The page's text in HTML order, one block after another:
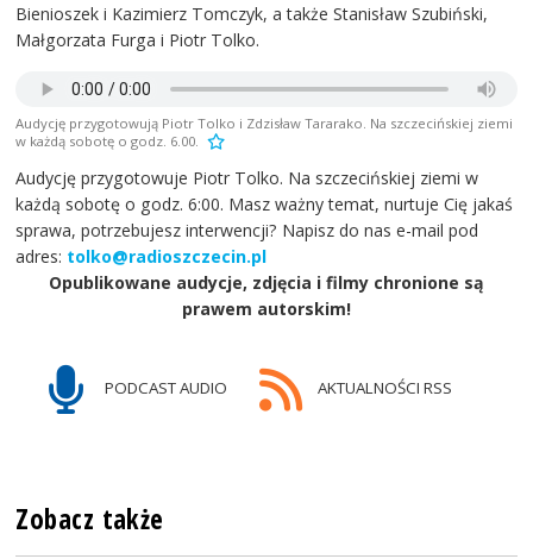
Bienioszek i Kazimierz Tomczyk, a także Stanisław Szubiński,
Małgorzata Furga i Piotr Tolko.
Audycję przygotowują Piotr Tolko i Zdzisław Tararako. Na szczecińskiej ziemi
w każdą sobotę o godz. 6.00.
Audycję przygotowuje Piotr Tolko. Na szczecińskiej ziemi w
każdą sobotę o godz. 6:00. Masz ważny temat, nurtuje Cię jakaś
sprawa, potrzebujesz interwencji? Napisz do nas e-mail pod
adres: tolko@radioszczecin.pl
Opublikowane audycje, zdjęcia i filmy chronione są
prawem autorskim!
PODCAST AUDIO AKTUALNOŚCI RSS
Zobacz także